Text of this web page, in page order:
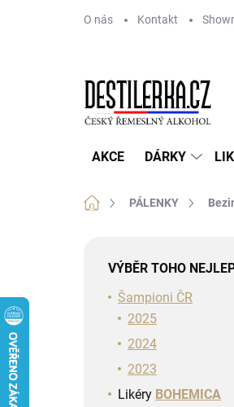
O nás Kontakt
AKCE DÁRKY
Domů PÁLENKY
VÝBĚR TOHO
Šampioni ČR
2025
2024
2023
Likéry BOHEMICA